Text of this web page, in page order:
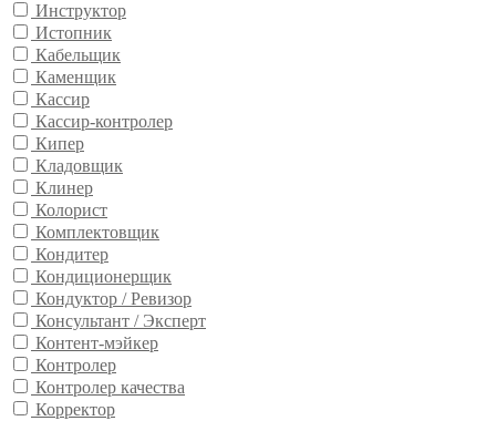
Инструктор
Истопник
Кабельщик
Каменщик
Кассир
Кассир-контролер
Кипер
Кладовщик
Клинер
Колорист
Комплектовщик
Кондитер
Кондиционерщик
Кондуктор / Ревизор
Консультант / Эксперт
Контент-мэйкер
Контролер
Контролер качества
Корректор